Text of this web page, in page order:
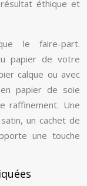
éthique et
le faire-part.
papier de votre
calque ou avec
papier de soie
raffinement. Une
un cachet de
une touche